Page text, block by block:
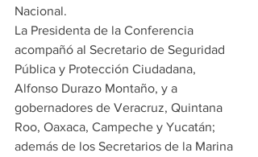
Nacional.
La Presidenta de la Conferencia
acompañó al Secretario de Seguridad
Pública y Protección Ciudadana,
Alfonso Durazo Montaño, y a
gobernadores de Veracruz, Quintana
Roo, Oaxaca, Campeche y Yucatán;
además de los Secretarios de la Marina